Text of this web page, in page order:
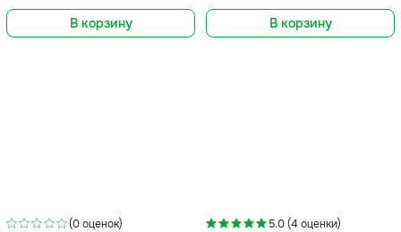
В корзину В корзину
(0 оценок) 5.0 (4 оценки)